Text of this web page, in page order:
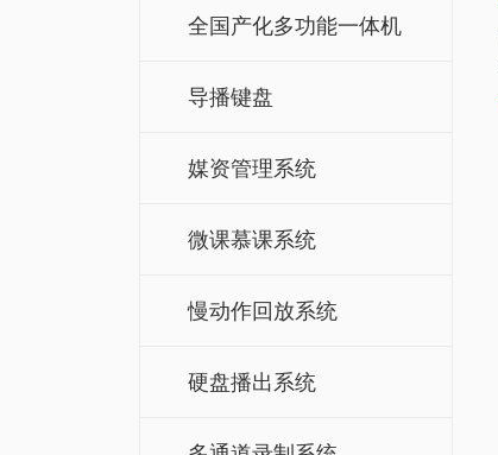
全国产化多功能一体机
导播键盘
媒资管理系统
微课慕课系统
慢动作回放系统
硬盘播出系统